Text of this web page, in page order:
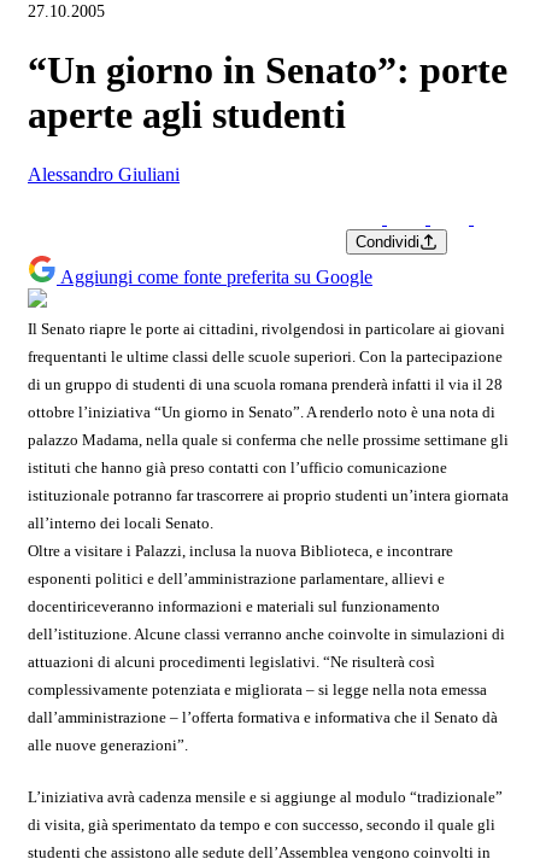
27.10.2005
“Un giorno in Senato”: porte
aperte agli studenti
Alessandro Giuliani
Condividi
Aggiungi come fonte preferita su Google
Il Senato riapre le porte ai cittadini, rivolgendosi in particolare ai giovani
frequentanti le ultime classi delle scuole superiori. Con la partecipazione
di un gruppo di studenti di una scuola romana prenderà infatti il via il 28
ottobre l’iniziativa “Un giorno in Senato”. A renderlo noto è una nota di
palazzo Madama, nella quale si conferma che nelle prossime settimane gli
istituti che hanno già preso contatti con l’ufficio comunicazione
istituzionale potranno far trascorrere ai proprio studenti un’intera giornata
all’interno dei locali Senato.
Oltre a visitare i Palazzi, inclusa la nuova Biblioteca, e incontrare
esponenti politici e dell’amministrazione parlamentare, allievi e
docentiriceveranno informazioni e materiali sul funzionamento
dell’istituzione. Alcune classi verranno anche coinvolte in simulazioni di
attuazioni di alcuni procedimenti legislativi. “Ne risulterà così
complessivamente potenziata e migliorata – si legge nella nota emessa
dall’amministrazione – l’offerta formativa e informativa che il Senato dà
alle nuove generazioni”.
L’iniziativa avrà cadenza mensile e si aggiunge al modulo “tradizionale”
di visita, già sperimentato da tempo e con successo, secondo il quale gli
studenti che assistono alle sedute dell’Assemblea vengono coinvolti in